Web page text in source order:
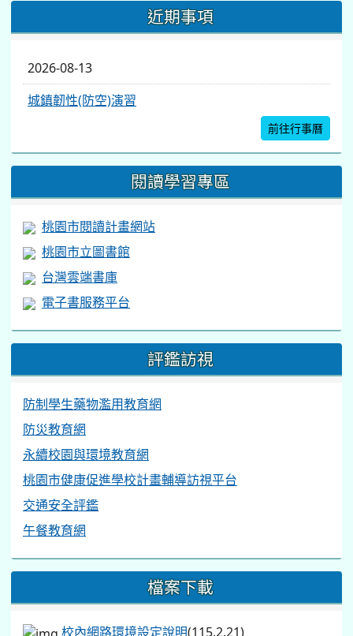
近期事項
2026-08-13
城鎮韌性(防空)演習
前往行事曆
閱讀學習專區
桃園市閱讀計畫網站
桃園市立圖書館
台灣雲端書庫
電子書服務平台
評鑑訪視
防制學生藥物濫用教育網
防災教育網
永續校園與環境教育網
桃園市健康促進學校計畫輔導訪視平台
交通安全評鑑
午餐教育網
檔案下載
校內網路環境設定說明(115.2.21)